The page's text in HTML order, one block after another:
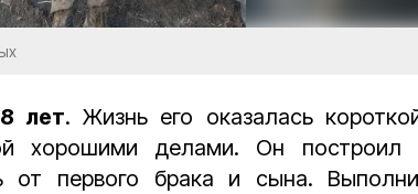
лет. Жизнь его оказалась
хорошими делами. Он построил
от первого брака и сына.